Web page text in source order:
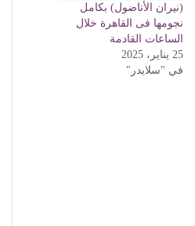
(نيران الأناضول) بكامل
نجومها فى القاهرة خلال
الساعات القادمة
25 يناير، 2025
في "سلايدر"